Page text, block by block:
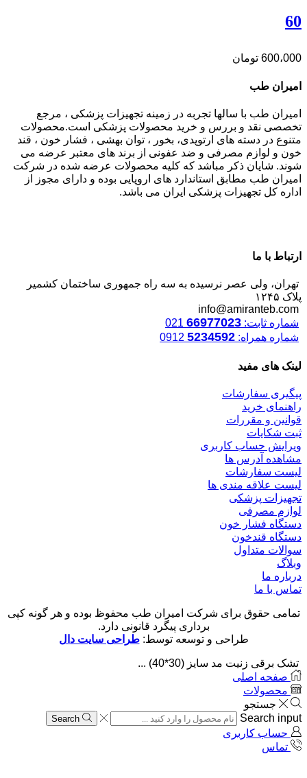
60
600،000 تومان
امیران طب
امیران طب با سالها تجربه در زمینه تجهیزات پزشکی ، مرجع
تخصصی نقد و بررس و خرید محصولات پزشکی است.محصولات
متنوع در دسته های ارتوپدی، بخور ، توان بهشی ، فشار خون ، قند
خون و لوازم مصرفی و ضد عفونی از برند های معتبر عرضه می
شوند. شایان ذکر مباشد که کلیه محصولات عرضه شده در شرکت
امیران طب مطابق استاندارد های اروپایی بوده و دارای مجوز از
اداره کل تجهیزات پزشکی ایران می باشد.
ارتباط با ما
تهران، ولی عصر نرسیده به سه راه جمهوری ساختمان کشمیر
پلاک ۱۲۴۵
info@amiranteb.com
شماره ثابت: 66977023
شماره همراه: 5234592
لینک های مفید
پیگیری سفارشات
راهنمای خرید
قوانین و مقررات
ثبت شکایات
ویرایش حساب کاربری
مشاهده آدرس ها
لیست سفارشات
لیست علاقه مندی ها
تجهیزات پزشکی
لوازم مصرفی
دستگاه فشار خون
دستگاه قندخون
سوالات متداول
وبلاگ
درباره ما
تماس با ما
تمامی حقوق برای شرکت امیران طب محفوظ بوده و هر گونه کپی
برداری پیگرد قانونی دارد.
طراحی و توسعه توسط:طراحی سایت دال
تشک برقی زنیت مد سایز (30*40) ...
صفحه اصلی
محصولات
جستجو
Search input
Search
حساب کاربری
تماس